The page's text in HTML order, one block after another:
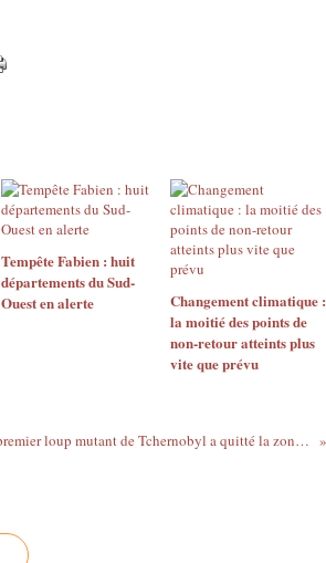
Tempête Fabien : huit
départements du Sud-
Ouest en alerte
Changement climatique :
la moitié des points de
non-retour atteints plus
vite que prévu
Un premier loup mutant de Tchernobyl a quitté la zone d’exclusion